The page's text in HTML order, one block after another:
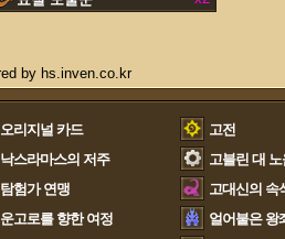
오리지널 카드 고전
낙스라마스의 저주
고블린 대 노
탐험가 연맹
고대신의 속
운고로를 향한 여정
얼어붙은 왕